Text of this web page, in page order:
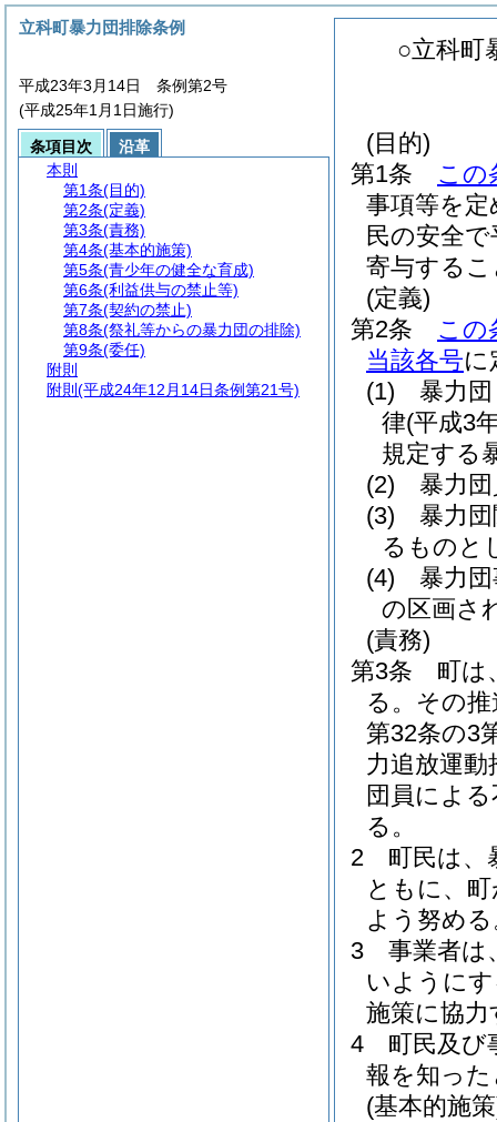
○立科町
(目的)
第1条
この
事項等を
民の安全
寄与する
(定義)
第2条
この
当該各号に
(1)
暴力
律(平成3
規定する
(2)
暴力
(3)
暴力
るものと
(4)
暴力
の区画さ
(責務)
第3条
町は
る。 その
第32条の3
力追放運
団員によ
る。
2
町民は、
ともに、
よう努め
3
事業者は
いように
施策に協
4
町民及び
報を知っ
(基本的施
立科町暴力団排除条例
平成23年3月14日 条例第2号
(平成25年1月1日施行)
条項目次
沿革
本則
第1条(目的)
第2条(定義)
第3条(責務)
第4条(基本的施策)
第5条(青少年の健全な育成)
第6条(利益供与の禁止等)
第7条(契約の禁止)
第8条(祭礼等からの暴力団の排除)
第9条(委任)
附則
附則 (平成24年12月14日条例第21号)